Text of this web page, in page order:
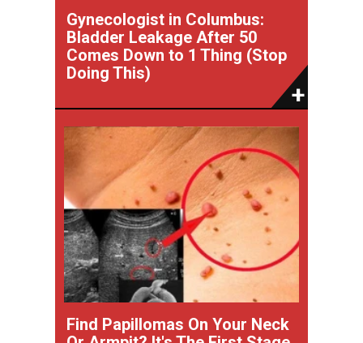
Gynecologist in Columbus:
Bladder Leakage After 50
Comes Down to 1 Thing (Stop
Doing This)
Find Papillomas On Your Neck